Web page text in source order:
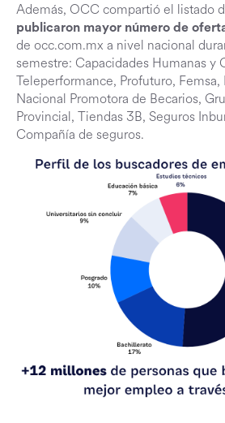
Además, OCC compartió el listado
publicaron mayor número de
de occ.com.mx a nivel nacional
semestre: Capacidades Humanas y
Teleperformance, Profuturo, Femsa,
Nacional Promotora de Becarios,
Provincial, Tiendas 3B, Seguros
Compañía de seguros.